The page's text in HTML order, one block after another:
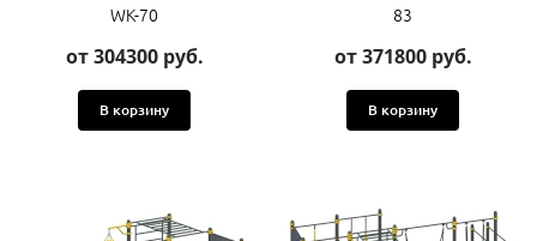
WK-70
от 304300 руб.
В корзину
83
от 371800 руб.
В корзину